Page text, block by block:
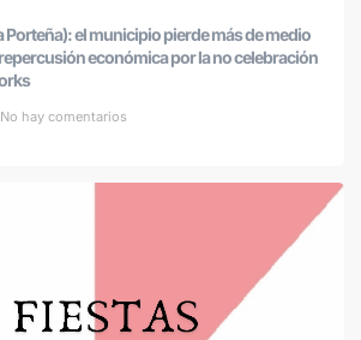
Porteña): el municipio pierde más de medio
económica por la no celebración
No hay comentarios